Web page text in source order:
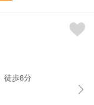
徒歩8分